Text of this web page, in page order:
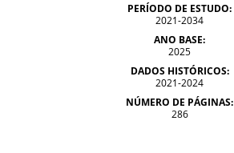
PERÍODO DE ESTUDO:
2021-2034
ANO BASE:
2025
DADOS HISTÓRICOS:
2021-2024
NÚMERO DE PÁGINAS:
286